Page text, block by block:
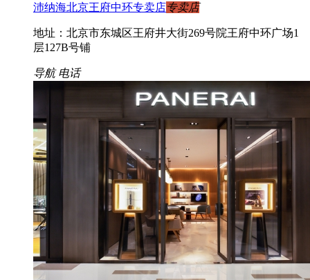
沛纳海北京王府中环专卖店专卖店
地址：北京市东城区王府井大街269号院王府中环广场1
层127B号铺
导航 电话